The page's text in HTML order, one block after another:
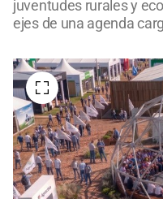
juventudes rurales y
ejes de una agenda